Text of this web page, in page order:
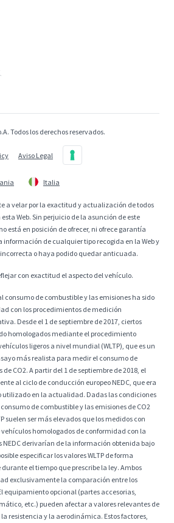
Todos los derechos reservados.
Aviso Legal
Italia
a velar por la exactitud y actualización de todos
Web. Sin perjuicio de la asunción de este
está en posición de ofrecer, ni ofrece garantía
información de cualquier tipo recogida en la Web y
incorrecta o haya podido quedar anticuada.
con exactitud el aspecto del vehículo.
de combustible y las emisiones ha sido
con los procedimientos de medición
Desde el 1 de septiembre de 2017, ciertos
homologados mediante el procedimiento
ligeros a nivel mundial (WLTP), que es un
más realista para medir el consumo de
CO2. A partir del 1 de septiembre de 2018, el
al ciclo de conducción europeo NEDC, que era
utilizado en la actualidad. Dadas las condiciones
de combustible y las emisiones de CO2
suelen ser más elevados que los medidos con
vehículos homologados de conformidad con la
NEDC derivarían de la información obtenida bajo
especificar los valores WLTP de forma
el tiempo que prescribe la ley. Ambos
exclusivamente la comparación entre los
equipamiento opcional (partes accesorias,
etc.) pueden afectar a valores relevantes de
la resistencia y la aerodinámica. Estos factores,